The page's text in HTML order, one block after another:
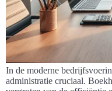
In de moderne
administratie cruciaal.